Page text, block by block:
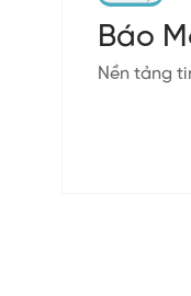
Báo
Nền tảng